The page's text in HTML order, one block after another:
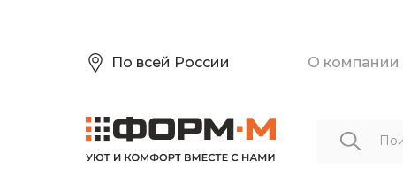
По всей России О компании